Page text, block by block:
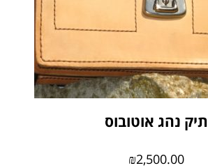
תיק נהג אוטובוס
₪2,500.00